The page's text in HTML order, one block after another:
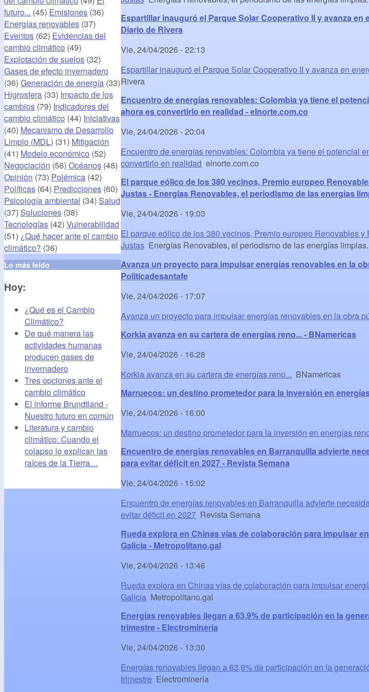
Espartillar inauguró el Parque Solar Cooperativo II y avanza en
Diario de Rivera
Vie, 24/04/2026 - 22:13
Espartillar inauguró el Parque Solar Cooperativo II y avanza en
Rivera
Encuentro de energías renovables: Colombia ya tiene el
ahora es convertirlo en realidad - elnorte.com.co
Vie, 24/04/2026 - 20:04
Encuentro de energías renovables: Colombia ya tiene el potencial
convertirlo en realidad elnorte.com.co
El parque eólico de los 380 vecinos, Premio europeo
Justas - Energías Renovables, el periodismo de las energías
Vie, 24/04/2026 - 19:03
El parque eólico de los 380 vecinos, Premio europeo Renovables y
Justas Energías Renovables, el periodismo de las energías limpias.
Avanza un proyecto para impulsar energías renovables en la
Politicadesantafe
Vie, 24/04/2026 - 17:07
Avanza un proyecto para impulsar energías renovables en la obra
Korkia avanza en su cartera de energías reno... - BNamericas
Vie, 24/04/2026 - 16:28
Korkia avanza en su cartera de energías reno... BNamericas
Marruecos: un destino prometedor para la inversión en
Vie, 24/04/2026 - 16:00
Marruecos: un destino prometedor para la inversión en energías
Encuentro de energías renovables en Barranquilla advierte
para evitar déficit en 2027 - Revista Semana
Vie, 24/04/2026 - 15:02
Encuentro de energías renovables en Barranquilla advierte
evitar déficit en 2027 Revista Semana
Rueda explora en Chinas vías de colaboración para impulsar
Galicia - Metropolitano.gal
Vie, 24/04/2026 - 13:46
Rueda explora en Chinas vías de colaboración para impulsar
Galicia Metropolitano.gal
Energías renovables llegan a 63,9% de participación en la
trimestre - Electrominería
Vie, 24/04/2026 - 13:30
Energías renovables llegan a 63,9% de participación en la
trimestre Electrominería
futuro... (45) Emisiones (36)
Energías renovables (37)
Eventos (62) Evidencias del
cambio climático (49)
Explotación de suelos (32)
Gases de efecto invernadero
(36) Generación de energía (33)
Higrosfera (33) Impacto de los
cambios (79) Indicadores del
cambio climático (44) Iniciativas
(40) Mecanismo de Desarrollo
Limpio (MDL) (31) Mitigación
(41) Modelo económico (52)
Negociación (56) Océanos (48)
Opinión (73) Polémica (42)
Políticas (64) Predicciones (60)
Psicología ambiental (34) Salud
(37) Soluciones (38)
Tecnologías (42) Vulnerabilidad
(51) ¿Qué hacer ante el cambio
climático? (36)
Lo más leído
Hoy:
¿Qué es el Cambio
Climático?
De qué manera las
actividades humanas
producen gases de
invernadero
Tres opciones ante el
cambio climático
El informe Brundtland -
Nuestro futuro en común
Literatura y cambio
climático: Cuando el
colapso lo explican las
raíces de la Tierra…